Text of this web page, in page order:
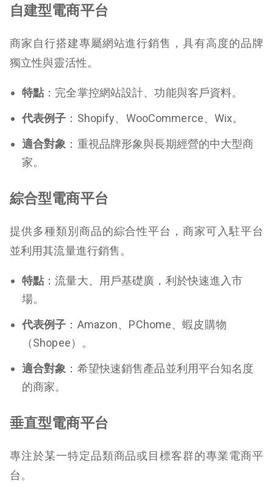
自建型電商平台
商家自行搭建專屬網站進行銷售，具有高度的品牌
獨立性與靈活性。
特點 ：完全掌控網站設計、功能與客戶資料。
代表例子 ：Shopify、WooCommerce、Wix。
適合對象 ：重視品牌形象與長期經營的中大型商
家。
綜合型電商平台
提供多種類別商品的綜合性平台，商家可入駐平台
並利用其流量進行銷售。
特點 ：流量大、用戶基礎廣，利於快速進入市
場。
代表例子 ：Amazon、PChome、蝦皮購物
（Shopee）。
適合對象 ：希望快速銷售產品並利用平台知名度
的商家。
垂直型電商平台
專注於某一特定品類商品或目標客群的專業電商平
台。